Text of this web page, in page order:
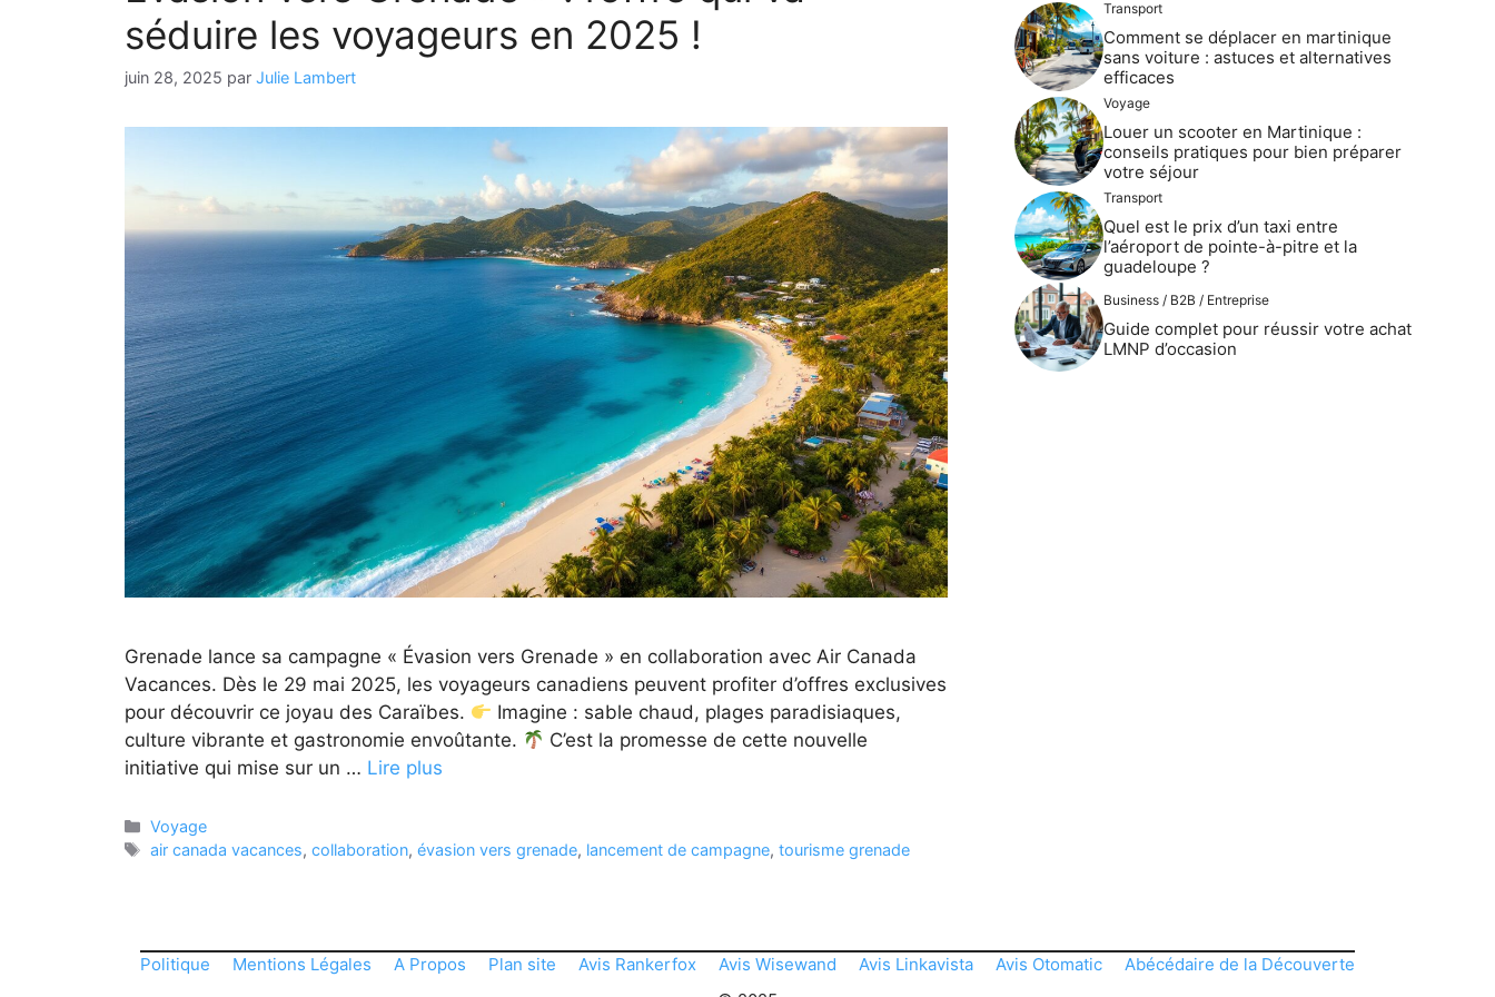
séduire les voyageurs en 2025 !
juin 28, 2025 par Julie Lambert
Grenade lance sa campagne « Évasion vers Grenade » en collaboration avec Air Canada
Vacances. Dès le 29 mai 2025, les voyageurs canadiens peuvent profiter d’offres exclusives
pour découvrir ce joyau des Caraïbes.
Imagine : sable chaud, plages paradisiaques,
culture vibrante et gastronomie envoûtante.
C’est la promesse de cette nouvelle
initiative qui mise sur un … Lire plus
Catégories
Voyage
Étiquettes
air canada vacances,collaboration,évasion vers grenade, lancement de campagne,tourisme grenade
Transport
Comment se déplacer en martinique
sans voiture : astuces et alternatives
efficaces
Voyage
Louer un scooter en Martinique :
conseils pratiques pour bien préparer
votre séjour
Transport
Quel est le prix d’un taxi entre
l’aéroport de pointe-à-pitre et la
guadeloupe ?
Business / B2B / Entreprise
Guide complet pour réussir votre achat
LMNP d’occasion
Politique Mentions Légales A Propos Plan site Avis Rankerfox Avis Wisewand Avis Linkavista Avis Otomatic
Abécédaire de la Découverte